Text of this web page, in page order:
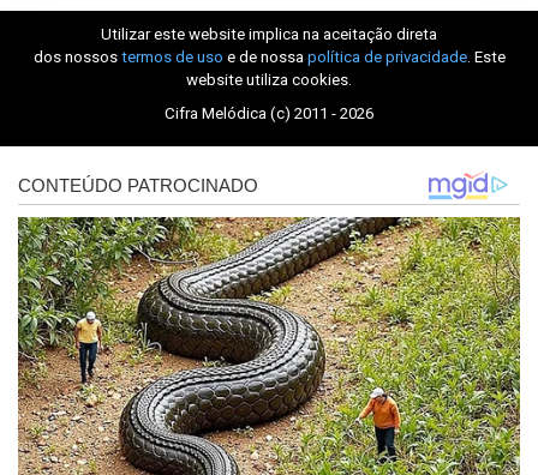
Utilizar este website implica na aceitação direta
dos nossos termos de uso e de nossa política de privacidade. Este
website utiliza cookies.
Cifra Melódica (c) 2011 - 2026